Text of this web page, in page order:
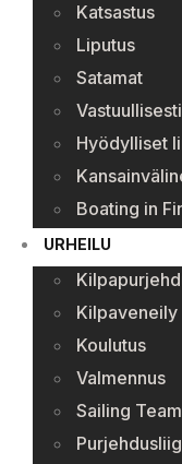
Katsastus
Liputus
Satamat
Hyödylliset
Boating in
URHEILU
Kilpaveneily
Koulutus
Valmennus
Sailing